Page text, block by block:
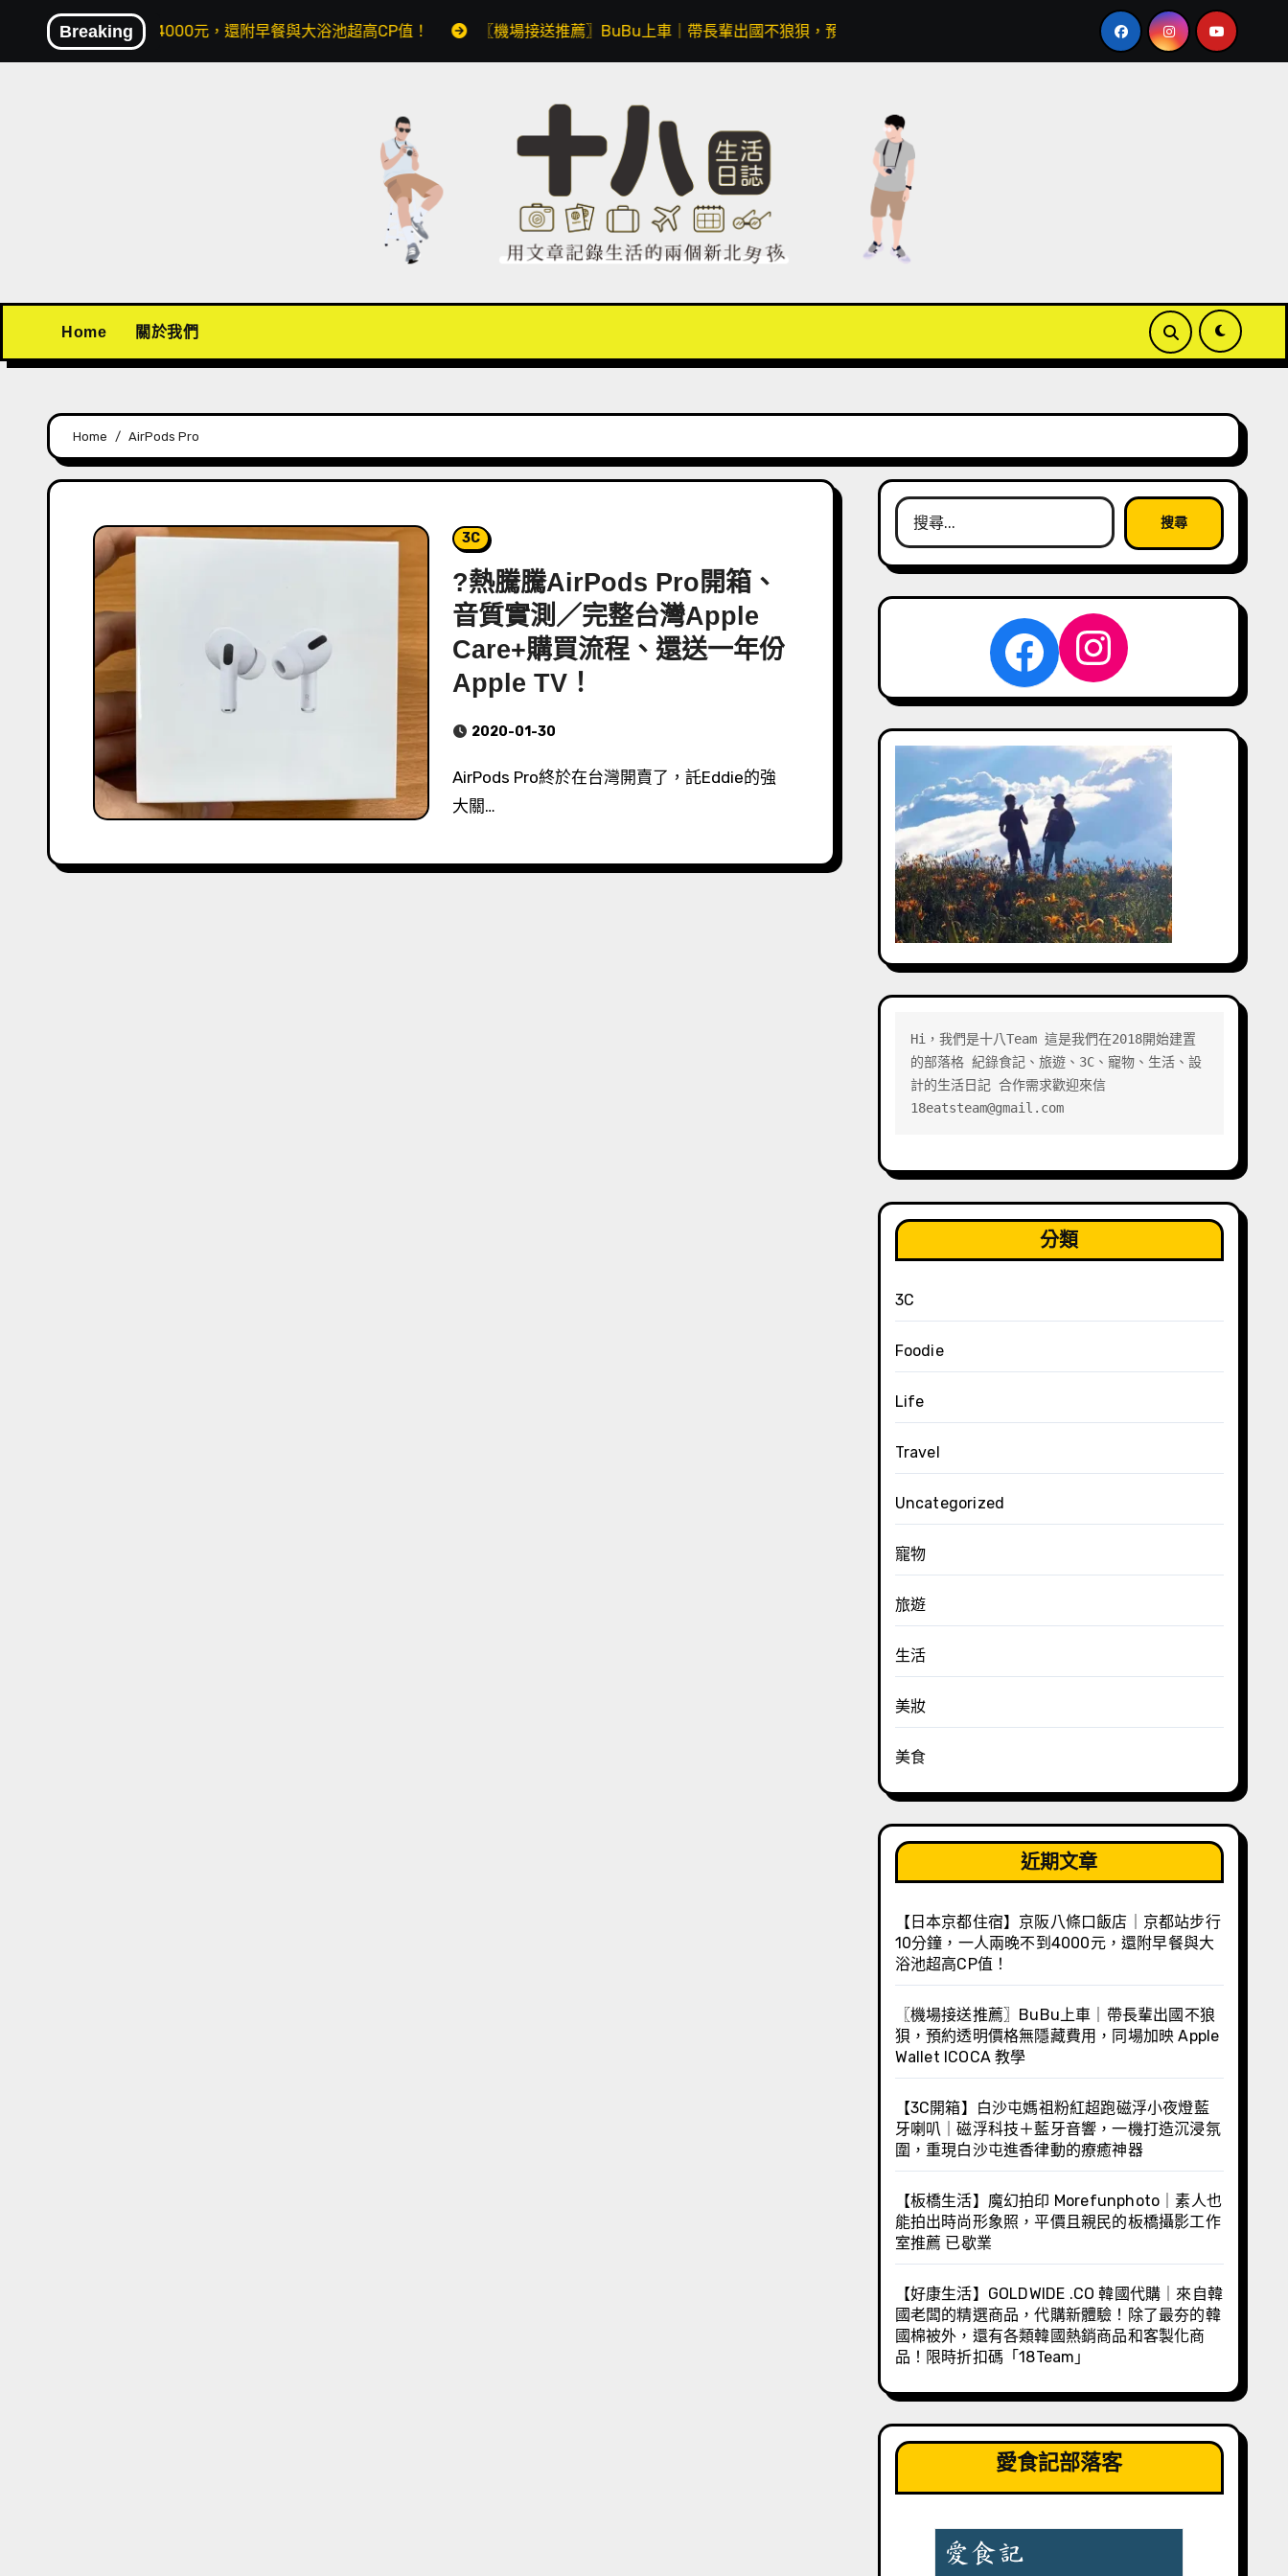
content
Breaking
兩晚不到4000元，還附早餐與大浴池超高CP值！ 〖機場接送推薦〗BuBu上車｜帶長輩出國不狼狽，預約透明價格無隱藏費用，同場加映 Apple Wallet ICOCA 教學 【3C開
Home 關於我們
Home AirPods Pro
3C
?熱騰騰AirPods Pro開箱、
音質實測／完整台灣Apple
Care+購買流程、還送一年份
Apple TV！
2020-01-30
AirPods Pro終於在台灣開賣了，託Eddie的強
大關…
搜
尋
關
Facebook
Hi，我們是十八Team 這是我們在2018開始建置
的部落格 紀錄食記、旅遊、3C、寵物、生活、設
計的生活日記 合作需求歡迎來信
18eatsteam@gmail.com
分類
3C
Foodie
Life
Travel
Uncategorized
寵物
旅遊
生活
美妝
美食
近期文章
【日本京都住宿】京阪八條口飯店｜京都站步行
10分鐘，一人兩晚不到4000元，還附早餐與大
浴池超高CP值！
〖機場接送推薦〗BuBu上車｜帶長輩出國不狼
狽，預約透明價格無隱藏費用，同場加映 Apple
Wallet ICOCA 教學
【3C開箱】白沙屯媽祖粉紅超跑磁浮小夜燈藍
牙喇叭｜磁浮科技＋藍牙音響，一機打造沉浸氛
圍，重現白沙屯進香律動的療癒神器
【板橋生活】魔幻拍印 Morefunphoto｜素人也
能拍出時尚形象照，平價且親民的板橋攝影工作
室推薦 已歇業
【好康生活】GOLDWIDE .CO 韓國代購｜來自韓
國老闆的精選商品，代購新體驗！除了最夯的韓
國棉被外，還有各類韓國熱銷商品和客製化商
品！限時折扣碼「18Team」
愛食記部落客